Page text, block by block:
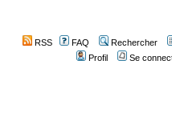
RSS FAQ
Rechercher
Profil
Se